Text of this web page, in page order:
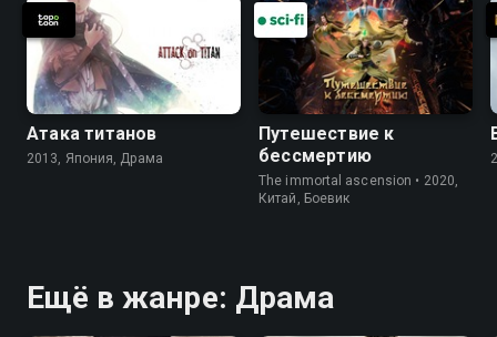
Атака титанов
2013, Япония, Драма
Путешествие к
бессмертию
The immortal ascension • 2020,
Китай, Боевик
Ещё в жанре: Драма